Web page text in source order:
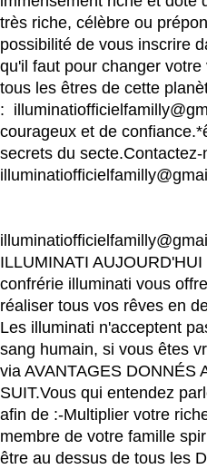
très riche, célèbre ou
possibilité de vous inscrire
qu'il faut pour changer
tous les êtres de cette
:
courageux et de
secrets du
ILLUMINATI
confrérie illuminati vous
réaliser tous vos rêves en
Les illuminati n'acceptent
sang humain, si vous êtes
via AVANTAGES DONNÉS
SUIT.Vous qui entendez
afin de :-Multiplier votre
membre de votre famille
être au dessus de tous les